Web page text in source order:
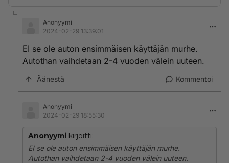
Anonyymi
2024-02-29 13:39:01
EI se ole auton ensimmäisen käyttäjän murhe.
Autothan vaihdetaan 2-4 vuoden välein uuteen.
Äänestä Kommentoi
Anonyymi
2024-02-29 18:55:30
Anonyymi kirjoitti:
EI se ole auton ensimmäisen käyttäjän murhe.
Autothan vaihdetaan 2-4 vuoden välein uuteen.